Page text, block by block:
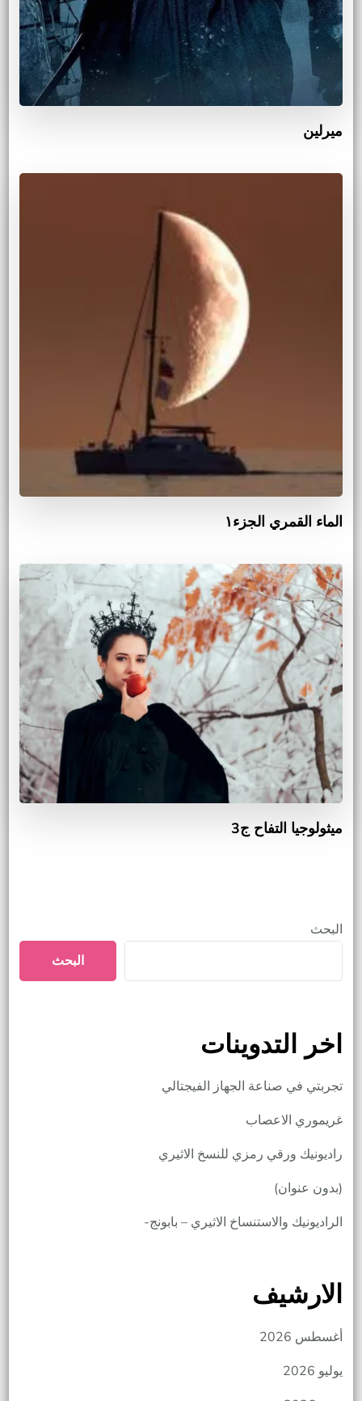
ميرلين
الماء القمري الجزء١
ميثولوجيا التفاح ج3
البحث
البحث
اخر التدوينات
تجربتي في صناعة الجهاز الفيجتالي
غريموري الاعصاب
راديونيك ورقي رمزي للنسخ الاثيري
(بدون عنوان)
الراديونيك والاستنساخ الاثيري – بابونج-
الارشيف
أغسطس 2026
يوليو 2026